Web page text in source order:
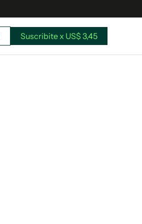
Suscribite x US$ 3,45